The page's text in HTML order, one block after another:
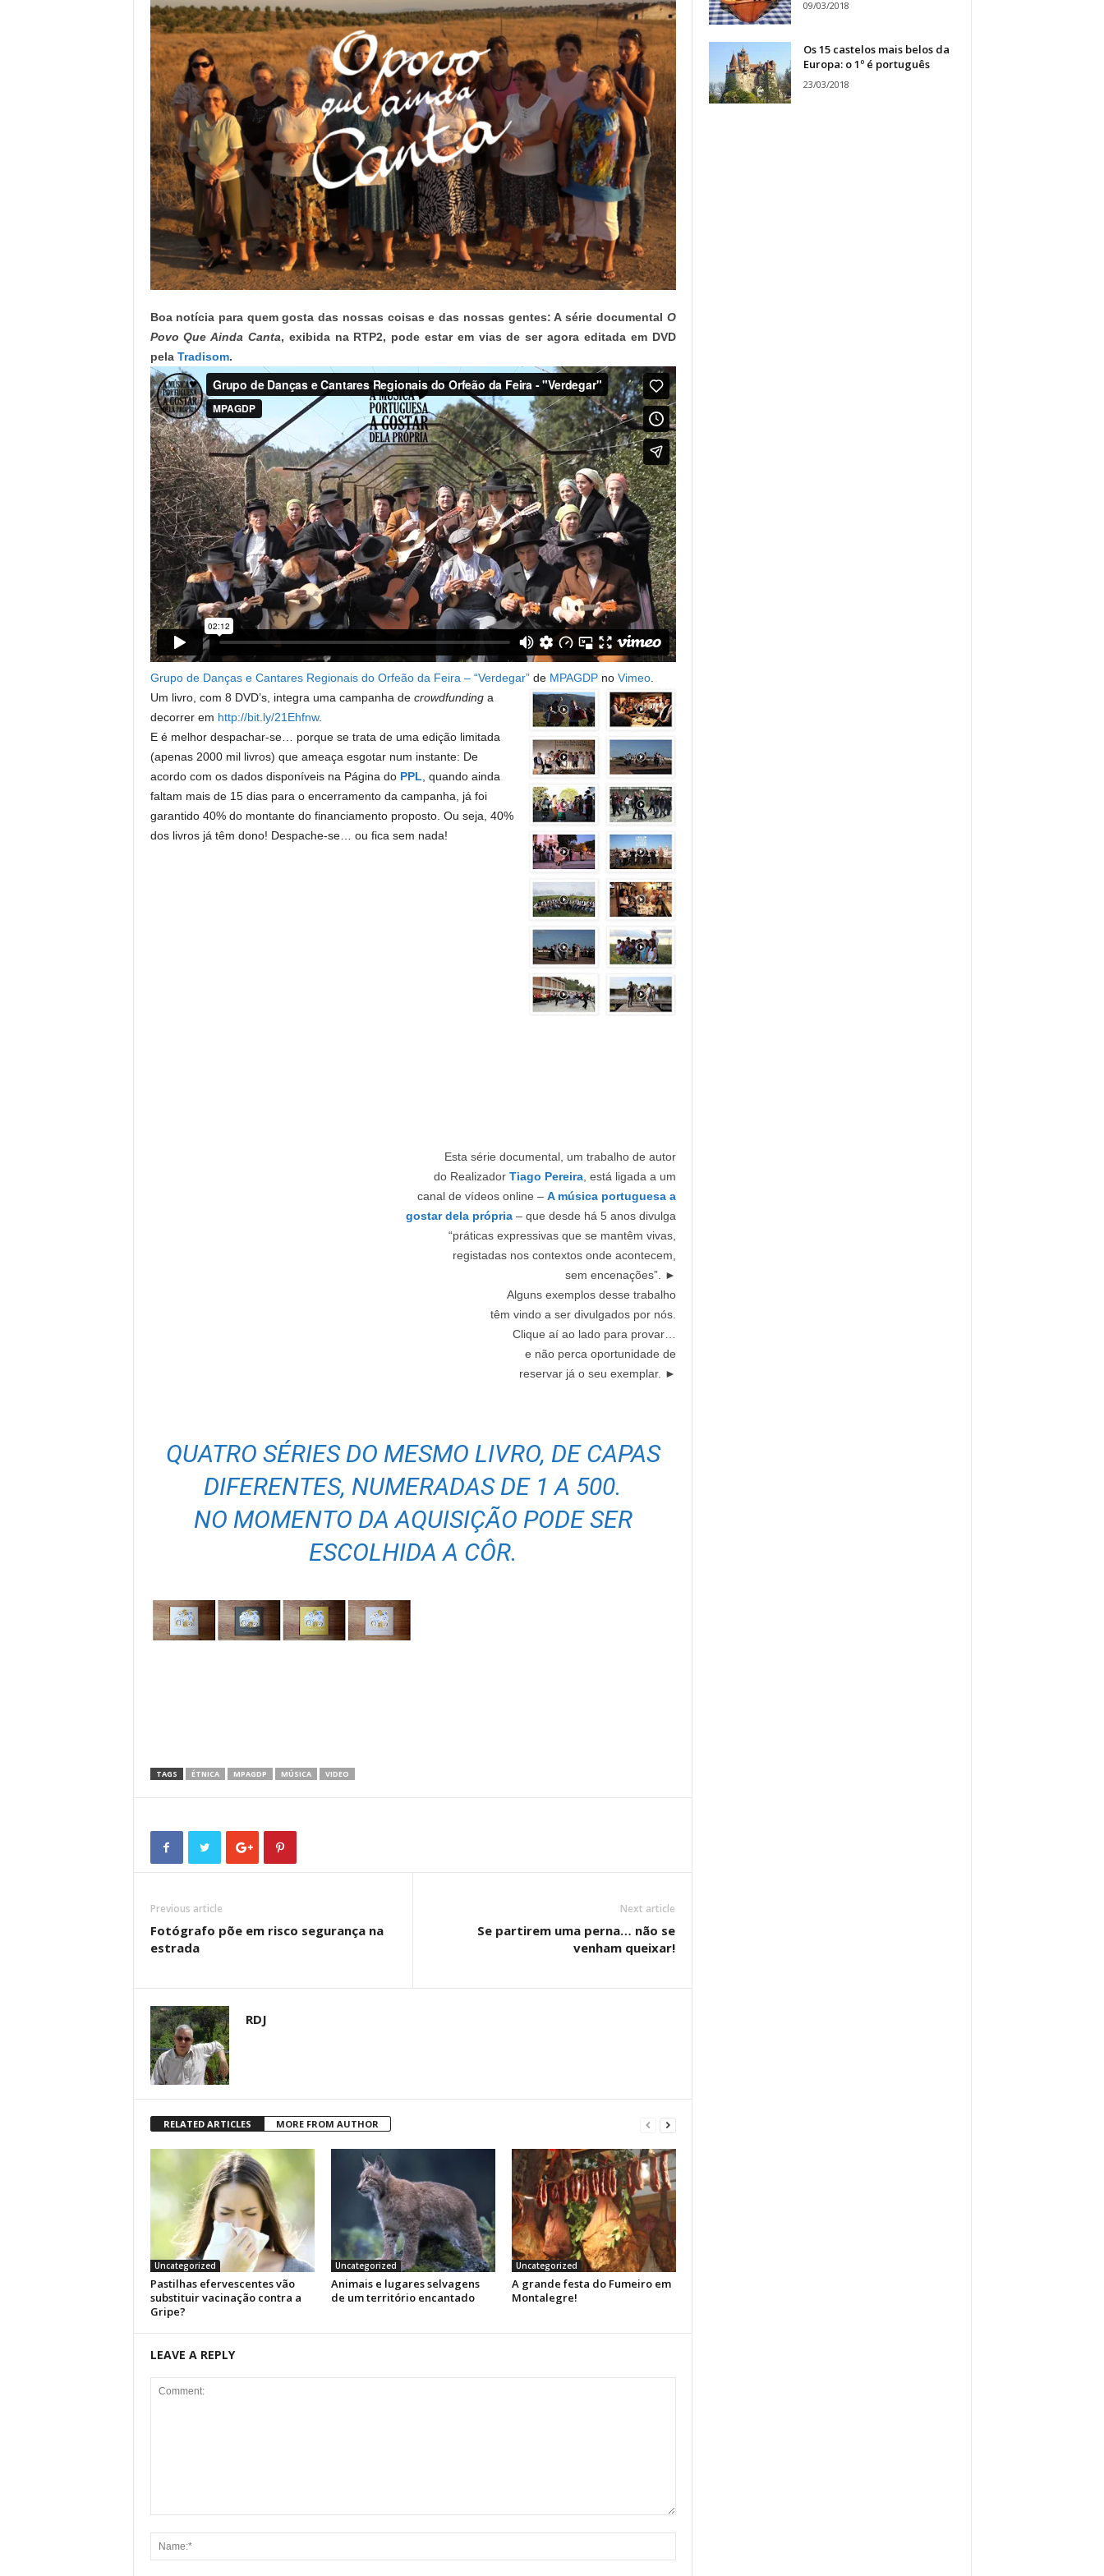
o
r
t
g
Boa notícia para quem gosta das nossas coisas e das nossas gentes: A série documental O
Povo Que Ainda Canta, exibida na RTP2, pode estar em vias de ser agora editada em DVD
pela Tradisom.
Grupo de Danças e Cantares Regionais do Orfeão da Feira – “Verdegar”de MPAGDPno Vimeo.
Um livro, com 8 DVD’s, integra uma campanha de crowdfundinga
decorrer em http://bit.ly/21Ehfnw.
E é melhor despachar-se… porque se trata de uma edição limitada
(apenas 2000 mil livros) que ameaça esgotar num instante: De
acordo com os dados disponíveis na Página do PPL , quando ainda
faltam mais de 15 dias para o encerramento da campanha, já foi
garantido 40% do montante do financiamento proposto. Ou seja, 40%
dos livros já têm dono! Despache-se… ou fica sem nada!
Esta série documental, um trabalho de autor
do Realizador Tiago Pereira, está ligada a um
canal de vídeos online – A música portuguesa a
gostar dela própria– que desde há 5 anos divulga
“práticas expressivas que se mantêm vivas,
registadas nos contextos onde acontecem,
sem encenações”. ►
Alguns exemplos desse trabalho
têm vindo a ser divulgados por nós.
Clique aí ao lado para provar…
e não perca oportunidade de
reservar já o seu exemplar. ►
QUATRO SÉRIES DO MESMO LIVRO, DE CAPAS
DIFERENTES, NUMERADAS DE 1 A 500.
NO MOMENTO DA AQUISIÇÃO PODE SER
ESCOLHIDA A CÔR.
TAGS ÉTNICA MPAGDP MÚSICA VIDEO
Previous article
Fotógrafo põe em risco segurança na
estrada
Next article
Se partirem uma perna… não se
venham queixar!
RDJ
RELATED ARTICLES MORE FROM AUTHOR
Uncategorized
Pastilhas efervescentes vão
substituir vacinação contra a
Gripe?
Uncategorized
Animais e lugares selvagens
de um território encantado
Uncategorized
A grande festa do Fumeiro em
Montalegre!
LEAVE A REPLY
09/03/2018
Os 15 castelos mais belos da
Europa: o 1º é português
23/03/2018